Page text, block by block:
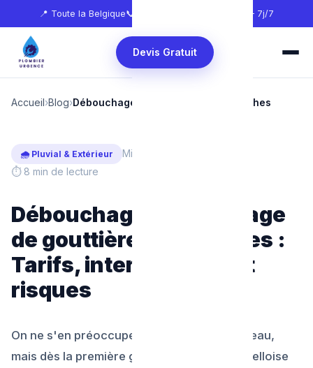
📍 Toute la Belgique📞 🕐 24h/24 — 7j/7
Devis Gratuit
Accueil›Blog›Débouchage de gouttières et corniches
🌧️ Pluvial & Extérieur
Mis à jour : Février 2025
⏱ 8 min de lecture
Débouchage et nettoyage
de gouttières à Bruxelles :
Tarifs, interventions et
risques
On ne s'en préoccupe jamais quand il fait beau,
mais dès la première grosse "drache" bruxelloise